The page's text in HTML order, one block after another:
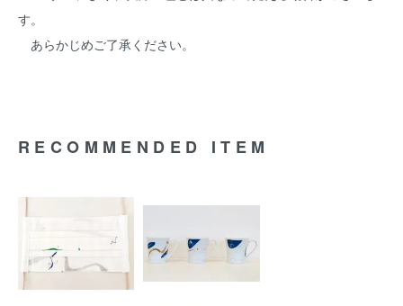
す。
あらかじめご了承ください。
RECOMMENDED ITEM